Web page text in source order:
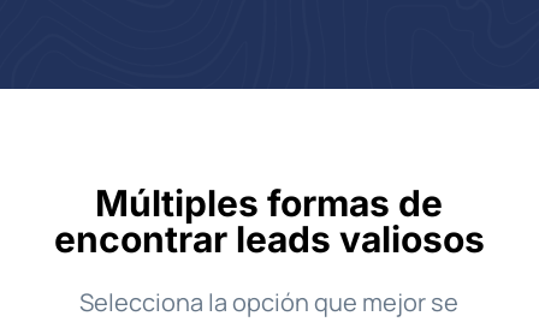
Múltiples formas de
encontrar leads valiosos
Selecciona la opción que mejor se